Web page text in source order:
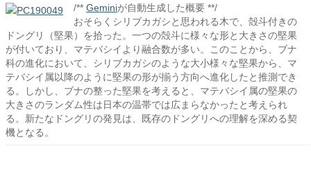
/** Geminiが自動生成した概要 **/
おそらくシリブカガシと思われる木で、殻斗付きの
ドングリ（堅果）を拾った。一つの殻斗に様々な形と大きさの堅果
が付いており、マテバシイより融合数が多い。このことから、ブナ
科の進化において、シリブカガシのような大小様々な堅果から、マ
テバシイ属以降のように堅果の形が揃う方向へ進化したと推測でき
る。しかし、ブナの整った堅果を考えると、マテバシイ属の堅果の
大きさのランダム性は日本の温帯では広まらなかったと考えられ
る。新たなドングリの発見は、既存のドングリへの理解を深める契
機となる。